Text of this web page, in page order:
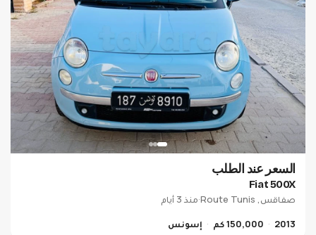
السعر عند الطلب
Fiat 500X
صفاقس, Route Tunis
·منذ 3 أيام
2013
150,000 كم إسونس
WeenCar GPS Tracker
حول كرهبتك لكرهبة connectée 📱 و تبعها لحظة بلحظة
وين ما كانت.
54 670 810 اكتشف